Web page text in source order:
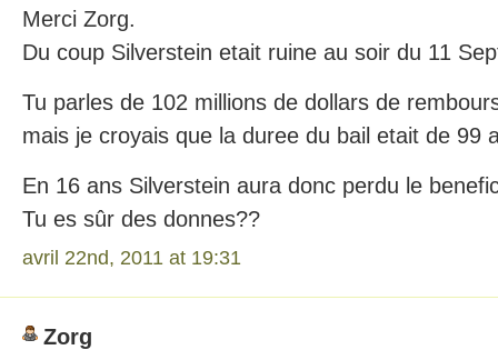
Merci Zorg.
Du coup Silverstein etait ruine au soir du 11
Tu parles de 102 millions de dollars de
mais je croyais que la duree du bail etait de 99
En 16 ans Silverstein aura donc perdu le
Tu es sûr des donnes??
avril 22nd, 2011 at 19:31
Zorg